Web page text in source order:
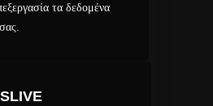
τα δεδομένα
.